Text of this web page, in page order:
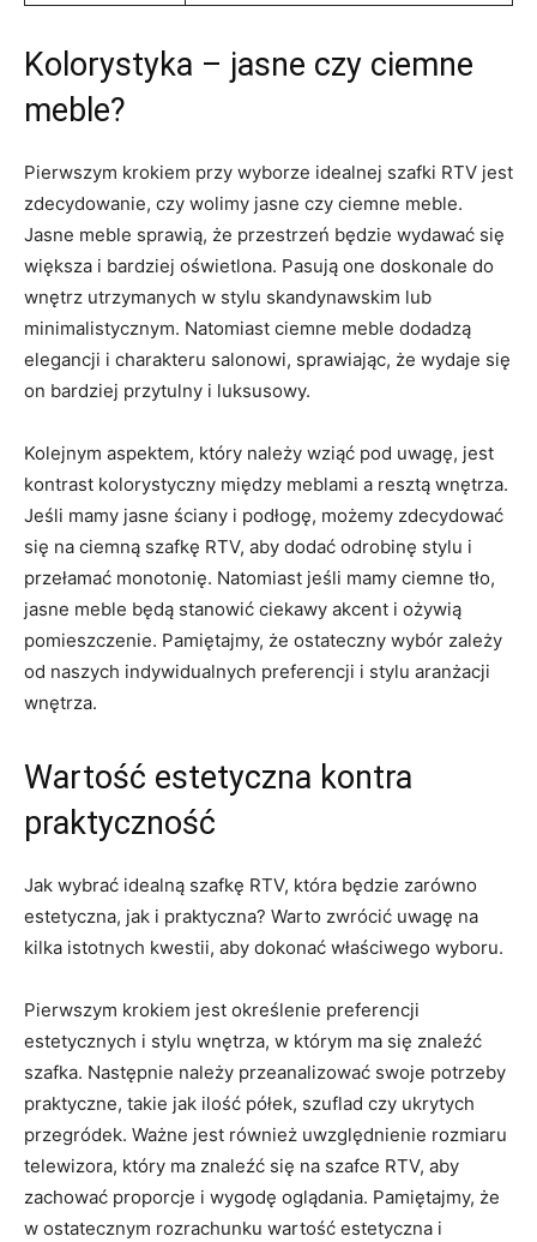
Kolorystyka‌ – jasne czy ciemne
meble?
Pierwszym krokiem przy wyborze‍ idealnej szafki RTV​ jest
zdecydowanie,⁢ czy ⁢wolimy jasne czy ⁢ciemne meble.
Jasne meble‌ sprawią, że przestrzeń ‍będzie wydawać ​się ​
większa ‌i bardziej oświetlona.‍ Pasują one doskonale do
wnętrz utrzymanych w stylu skandynawskim lub
minimalistycznym. Natomiast⁣ ciemne ​meble dodadzą
elegancji⁢ i charakteru salonowi, sprawiając, że wydaje ‌się
on bardziej przytulny i luksusowy.
Kolejnym aspektem, który należy wziąć pod uwagę, ⁢jest
kontrast kolorystyczny ‌między ​meblami a‍ resztą wnętrza.
Jeśli ​mamy jasne ściany i podłogę, możemy zdecydować‍
się na ciemną szafkę RTV,‌ aby dodać odrobinę stylu i
przełamać monotonię. Natomiast jeśli mamy ciemne tło,
jasne meble będą stanowić ‌ciekawy akcent i ożywią
pomieszczenie. Pamiętajmy, że ostateczny wybór zależy⁤
od naszych indywidualnych preferencji⁣ i stylu aranżacji
⁢wnętrza.
Wartość ⁢estetyczna kontra
‌praktyczność
Jak ‌wybrać idealną​ szafkę⁣ RTV, ⁢która będzie zarówno
estetyczna, jak i praktyczna? Warto zwrócić uwagę na
kilka ​istotnych kwestii, aby dokonać właściwego wyboru.
Pierwszym krokiem jest określenie⁢ preferencji‍
estetycznych ⁣i stylu wnętrza, w⁤ którym ma się znaleźć
szafka.‍ Następnie należy przeanalizować swoje potrzeby⁢
praktyczne, takie jak ilość półek, szuflad‌ czy ukrytych
przegródek.⁣ Ważne jest również uwzględnienie rozmiaru
telewizora, który ⁣ma znaleźć się na szafce RTV,‌ aby
zachować proporcje i wygodę oglądania. Pamiętajmy,​ że
w ostatecznym rozrachunku wartość estetyczna ​i